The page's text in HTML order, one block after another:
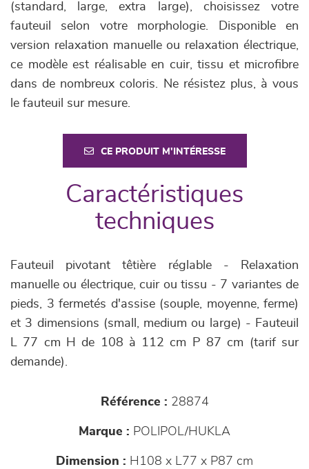
(standard, large, extra large), choisissez votre
fauteuil selon votre morphologie. Disponible en
version relaxation manuelle ou relaxation électrique,
ce modèle est réalisable en cuir, tissu et microfibre
dans de nombreux coloris. Ne résistez plus, à vous
le fauteuil sur mesure.
CE PRODUIT M'INTÉRESSE
Caractéristiques
techniques
Fauteuil pivotant têtière réglable - Relaxation
manuelle ou électrique, cuir ou tissu - 7 variantes de
pieds, 3 fermetés d'assise (souple, moyenne, ferme)
et 3 dimensions (small, medium ou large) - Fauteuil
L 77 cm H de 108 à 112 cm P 87 cm (tarif sur
demande).
Référence : 28874
Marque : POLIPOL/HUKLA
Dimension : H108 x L77 x P87 cm